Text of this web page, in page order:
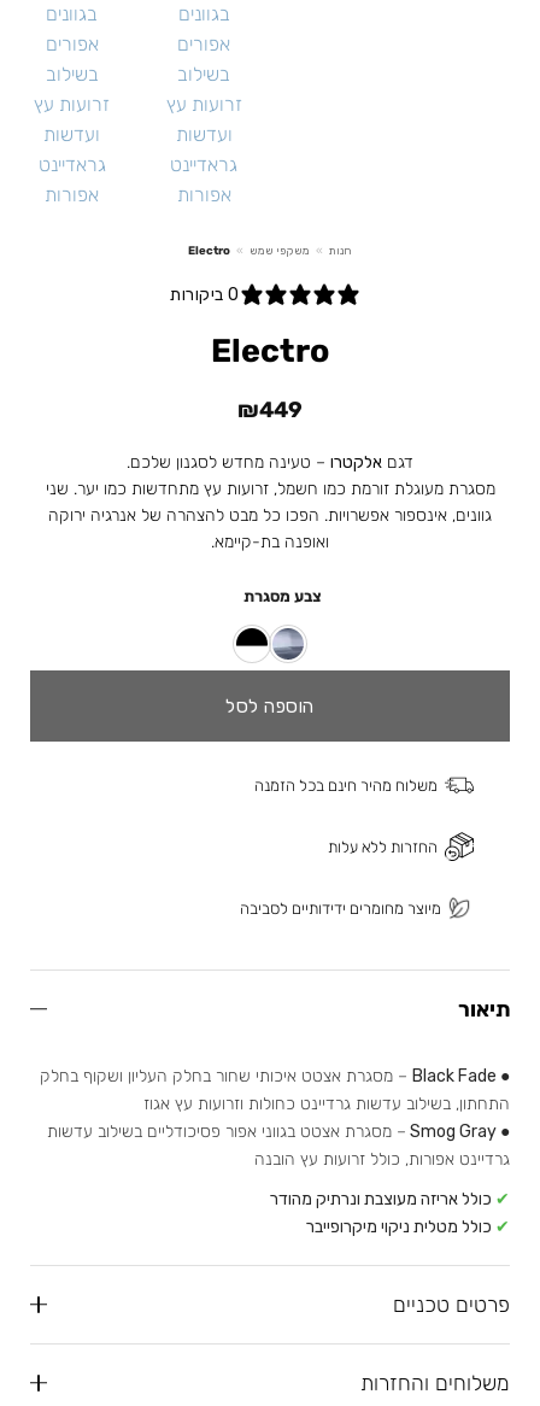
חנות » משקפי שמש »
Electro
0 ביקורות
Electro
₪449
דגםאלקטרו– טעינה מחדש לסגנון שלכם.
מסגרת מעוגלת זורמת כמו חשמל, זרועות עץ מתחדשות כמו יער. שני
גוונים, אינספור אפשרויות. הפכו כל מבט להצהרה של אנרגיה ירוקה
ואופנה בת-קיימא.
צבע מסגרת
הוספה לסל
משלוח מהיר חינם בכל הזמנה
החזרות ללא עלות
מיוצר מחומרים ידידותיים לסביבה
תיאור
– מסגרת אצטט איכותי שחור בחלק העליון ושקוף בחלק
התחתון, בשילוב עדשות גרדיינט כחולות וזרועות עץ אגוז
– מסגרת אצטט בגווני אפור פסיכודליים בשילוב עדשות
גרדיינט אפורות, כולל זרועות עץ הובנה
כולל אריזה מעוצבת ונרתיק מהודר
כולל מטלית ניקוי מיקרופייבר
פרטים טכניים
משלוחים והחזרות